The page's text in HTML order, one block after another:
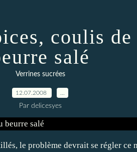
coulis
salé
Verrines sucrées
12.07.2008
Par delicesyes
le problème devrait se régler ce